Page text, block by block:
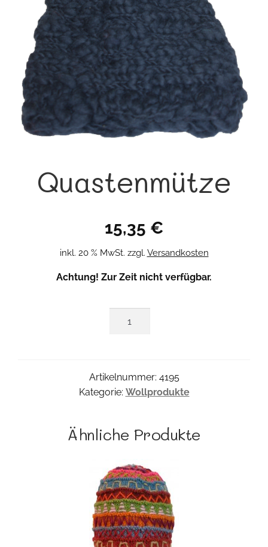
Quastenmütze
15,35 €
inkl. 20 % MwSt. zzgl. Versandkosten
Achtung! Zur Zeit nicht verfügbar.
Artikelnummer: 4195
Kategorie: Wollprodukte
Ähnliche Produkte